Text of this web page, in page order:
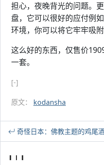
担心，夜晚背光的问题。
盘，它可以很好的应付例
环境，你可以将它牢牢吸
这么好的东西，仅售价
一套。
[-]
原文： kodansha
奇怪日本：佛教主题的鸡尾